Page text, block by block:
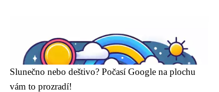
Slunečno nebo deštivo? Počasí Google na plochu
vám to prozradí!